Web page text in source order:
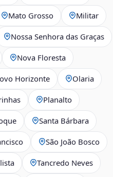
Mato Grosso Militar
Nossa Senhora das Graças
Nova Floresta
Horizonte Olaria
Planalto
Santa Bárbara
São João Bosco
Tancredo Neves